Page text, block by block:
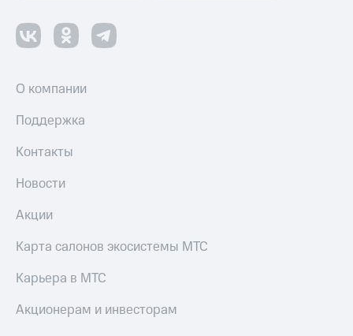
О компании
Поддержка
Контакты
Новости
Акции
Карта салонов экосистемы МТС
Карьера в МТС
Акционерам и инвесторам